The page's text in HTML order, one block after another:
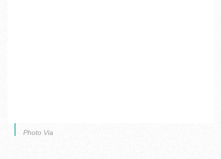
Photo Via